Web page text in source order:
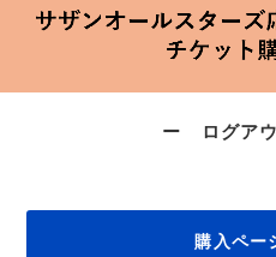
「Keep Smilin’～皆さん、ありが
2020.06.25 Thu 20:00 Start at
ー ログア
購入ペー